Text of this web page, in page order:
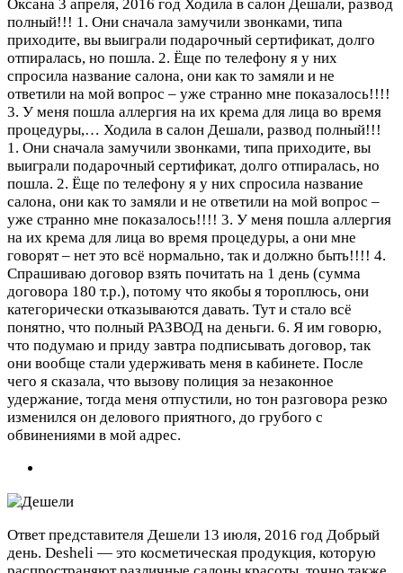
Оксана 3 апреля, 2016 год Ходила в салон Дешали, развод
полный!!! 1. Они сначала замучили звонками, типа
приходите, вы выиграли подарочный сертификат, долго
отпиралась, но пошла. 2. Ёще по телефону я у них
спросила название салона, они как то замяли и не
ответили на мой вопрос – уже странно мне показалось!!!!
3. У меня пошла аллергия на их крема для лица во время
процедуры,… Ходила в салон Дешали, развод полный!!!
1. Они сначала замучили звонками, типа приходите, вы
выиграли подарочный сертификат, долго отпиралась, но
пошла. 2. Ёще по телефону я у них спросила название
салона, они как то замяли и не ответили на мой вопрос –
уже странно мне показалось!!!! 3. У меня пошла аллергия
на их крема для лица во время процедуры, а они мне
говорят – нет это всё нормально, так и должно быть!!!! 4.
Спрашиваю договор взять почитать на 1 день (сумма
договора 180 т.р.), потому что якобы я тороплюсь, они
категорически отказываются давать. Тут и стало всё
понятно, что полный РАЗВОД на деньги. 6. Я им говорю,
что подумаю и приду завтра подписывать договор, так
они вообще стали удерживать меня в кабинете. После
чего я сказала, что вызову полиция за незаконное
удержание, тогда меня отпустили, но тон разговора резко
изменился он делового приятного, до грубого с
обвинениями в мой адрес.
Ответ представителя Дешели 13 июля, 2016 год Добрый
день. Desheli — это косметическая продукция, которую